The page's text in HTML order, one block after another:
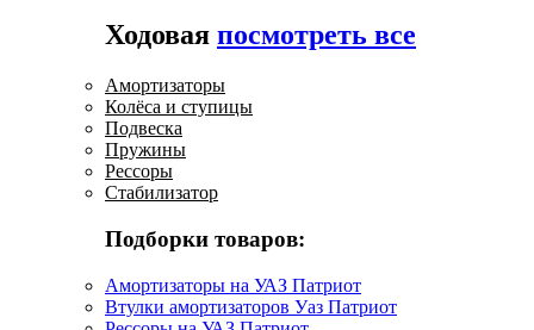
Ходовая посмотреть все
Амортизаторы
Колёса и ступицы
Подвеска
Пружины
Рессоры
Стабилизатор
Подборки товаров:
Амортизаторы на УАЗ Патриот
Втулки амортизаторов Уаз Патриот